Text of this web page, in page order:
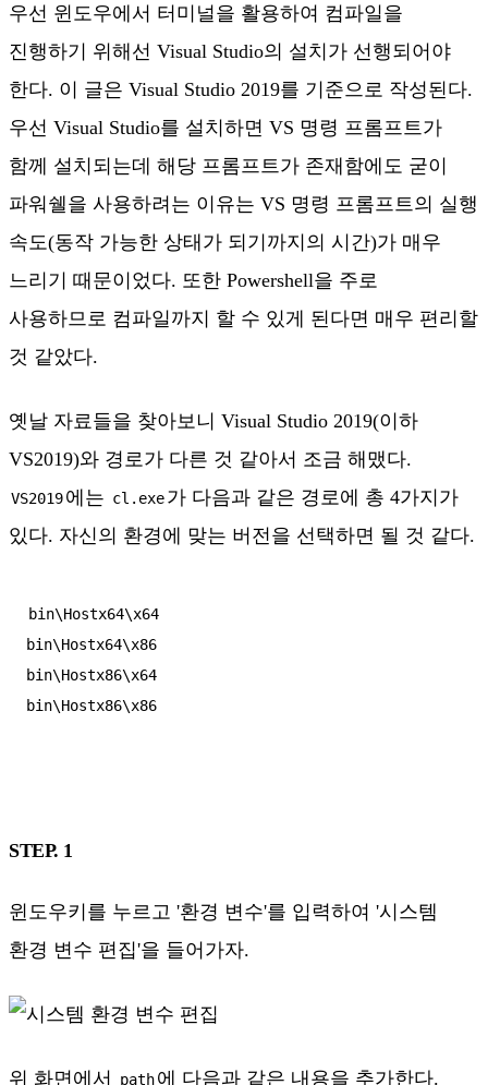
우선 윈도우에서 터미널을 활용하여 컴파일을
진행하기 위해선 Visual Studio의 설치가 선행되어야
한다. 이 글은 Visual Studio 2019를 기준으로 작성된다.
우선 Visual Studio를 설치하면 VS 명령 프롬프트가
함께 설치되는데 해당 프롬프트가 존재함에도 굳이
파워쉘을 사용하려는 이유는 VS 명령 프롬프트의 실행
속도(동작 가능한 상태가 되기까지의 시간)가 매우
느리기 때문이었다. 또한 Powershell을 주로
사용하므로 컴파일까지 할 수 있게 된다면 매우 편리할
것 같았다.
옛날 자료들을 찾아보니 Visual Studio 2019(이하
VS2019)와 경로가 다른 것 같아서 조금 해맸다.
VS2019에는 cl.exe가 다음과 같은 경로에 총 4가지가
있다. 자신의 환경에 맞는 버전을 선택하면 될 것 같다.
bin\Hostx64\x64
bin\Hostx64\x86
bin\Hostx86\x64
STEP. 1
윈도우키를 누르고 '환경 변수'를 입력하여 '시스템
환경 변수 편집'을 들어가자.
위 화면에서 path에 다음과 같은 내용을 추가한다.